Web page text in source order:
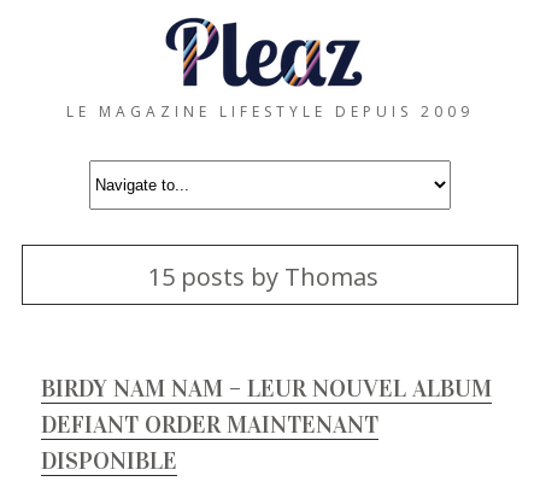
LE MAGAZINE LIFESTYLE DEPUIS 2009
15 posts by Thomas
BIRDY NAM NAM – LEUR NOUVEL ALBUM
DEFIANT ORDER MAINTENANT
DISPONIBLE